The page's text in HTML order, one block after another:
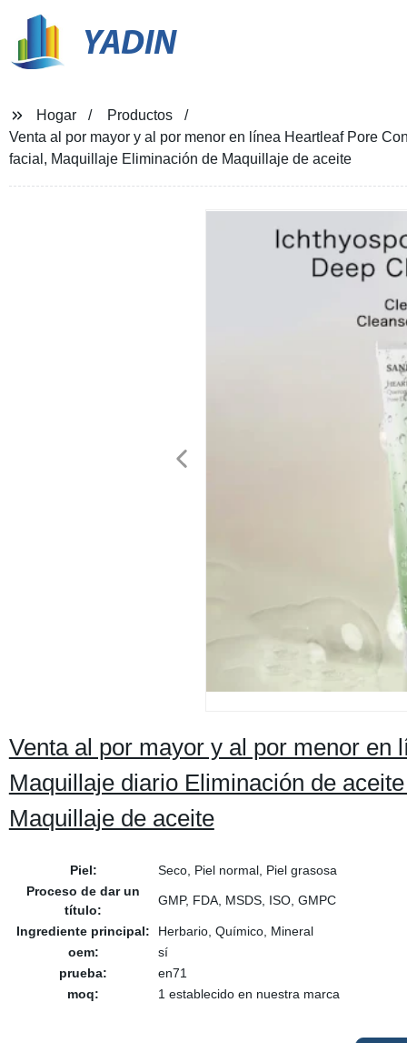
YADIN
Hogar
Productos
Venta al por mayor y al por menor en línea Heartleaf Pore
facial, Maquillaje Eliminación de Maquillaje de aceite
Venta al por mayor y al por menor en
Maquillaje diario Eliminación de
Maquillaje de aceite
Piel:
Seco, Piel normal, Piel grasosa
Proceso de dar un
título:
GMP, FDA, MSDS, ISO, GMPC
Ingrediente principal:
Herbario, Químico, Mineral
oem:
sí
prueba:
en71
moq:
1 establecido en nuestra marca